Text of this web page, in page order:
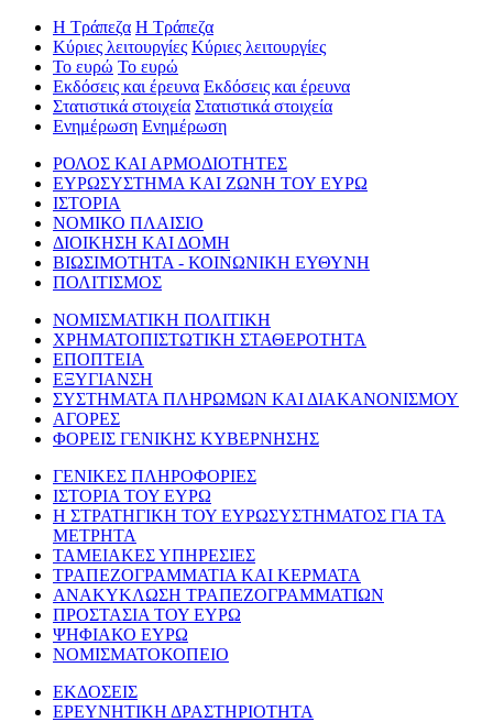
Η Τράπεζα Η Τράπεζα
Κύριες λειτουργίες Κύριες λειτουργίες
Το ευρώ Το ευρώ
Εκδόσεις και έρευνα Εκδόσεις και έρευνα
Στατιστικά στοιχεία Στατιστικά στοιχεία
Ενημέρωση Ενημέρωση
ΡΟΛΟΣ ΚΑΙ ΑΡΜΟΔΙΟΤΗΤΕΣ
ΕΥΡΩΣΥΣΤΗΜΑ ΚΑΙ ΖΩΝΗ ΤΟΥ ΕΥΡΩ
ΙΣΤΟΡΙΑ
ΝΟΜΙΚΟ ΠΛΑΙΣΙΟ
ΔΙΟΙΚΗΣΗ ΚΑΙ ΔΟΜΗ
ΒΙΩΣΙΜΟΤΗΤΑ - ΚΟΙΝΩΝΙΚΗ ΕΥΘΥΝΗ
ΠΟΛΙΤΙΣΜΟΣ
ΝΟΜΙΣΜΑΤΙΚΗ ΠΟΛΙΤΙΚΗ
ΧΡΗΜΑΤΟΠΙΣΤΩΤΙΚΗ ΣΤΑΘΕΡΟΤΗΤΑ
ΕΠΟΠΤΕΙΑ
ΕΞΥΓΙΑΝΣΗ
ΣΥΣΤΗΜΑΤΑ ΠΛΗΡΩΜΩΝ ΚΑΙ ΔΙΑΚΑΝΟΝΙΣΜΟΥ
ΑΓΟΡΕΣ
ΦΟΡΕΙΣ ΓΕΝΙΚΗΣ ΚΥΒΕΡΝΗΣΗΣ
ΓΕΝΙΚΕΣ ΠΛΗΡΟΦΟΡΙΕΣ
ΙΣΤΟΡΙΑ ΤΟΥ ΕΥΡΩ
Η ΣΤΡΑΤΗΓΙΚΗ ΤΟΥ ΕΥΡΩΣΥΣΤΗΜΑΤΟΣ ΓΙΑ ΤΑ
ΜΕΤΡΗΤΑ
ΤΑΜΕΙΑΚΕΣ ΥΠΗΡΕΣΙΕΣ
ΤΡΑΠΕΖΟΓΡΑΜΜΑΤΙΑ ΚΑΙ ΚΕΡΜΑΤΑ
ΑΝΑΚΥΚΛΩΣΗ ΤΡΑΠΕΖΟΓΡΑΜΜΑΤΙΩΝ
ΠΡΟΣΤΑΣΙΑ ΤΟΥ ΕΥΡΩ
ΨΗΦΙΑΚΟ ΕΥΡΩ
ΝΟΜΙΣΜΑΤΟΚΟΠΕΙΟ
ΕΚΔΟΣΕΙΣ
ΕΡΕΥΝΗΤΙΚΗ ΔΡΑΣΤΗΡΙΟΤΗΤΑ